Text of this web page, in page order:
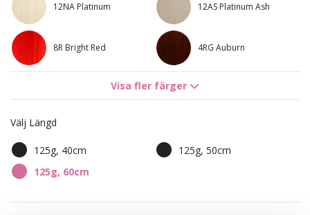
12NA Platinum 12AS Platinum Ash
8R Bright Red 4RG Auburn
5RV Red Passion 7NV Cool Brown
4B/9G Chocco Cola
8B/10B Brown
Ashblonde Mix
Visa fler färger
Välj Längd
125g, 40cm
125g, 50cm
125g, 60cm